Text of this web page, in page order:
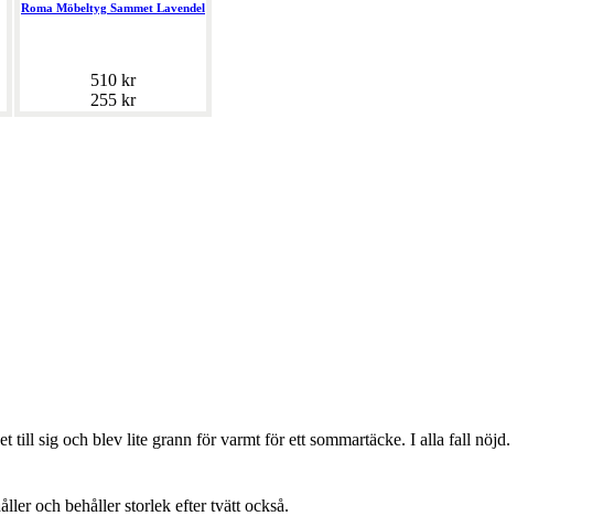
Roma Möbeltyg Sammet Lavendel
510 kr
255 kr
till sig och blev lite grann för varmt för ett sommartäcke. I alla fall nöjd.
och behåller storlek efter tvätt också.